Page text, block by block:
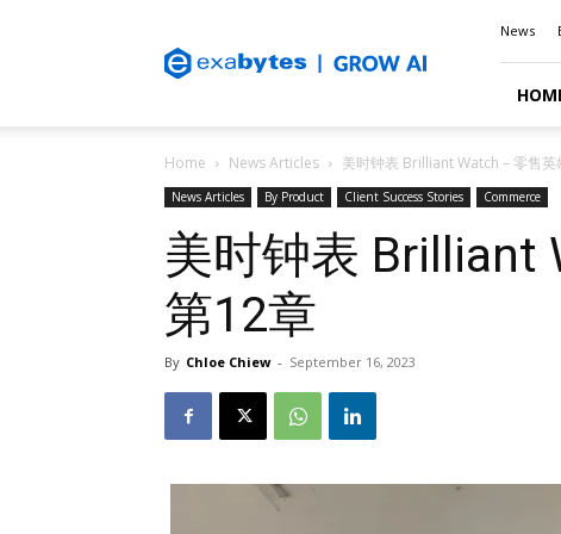
Blog
News
Home News Articles 美时钟表 Brilliant Watch – 零售英
News Articles By Product Client Success Stories Commerce
美时钟表 Brilliant
第12章
By Chloe Chiew - September 16, 2023